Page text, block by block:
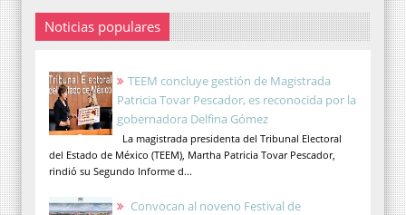
Noticias populares
TEEM concluye gestión de Magistrada
Patricia Tovar Pescador, es reconocida por la
gobernadora Delfina Gómez
La magistrada presidenta del Tribunal Electoral
del Estado de México (TEEM), Martha Patricia Tovar Pescador,
rindió su Segundo Informe d...
Convocan al noveno Festival de